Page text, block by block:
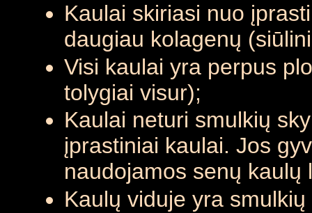
Kaulai skiriasi nuo
daugiau kolagenų
Visi kaulai yra perpus
tolygiai visur);
Kaulai neturi smulkių
įprastiniai kaulai. Jos
naudojamos senų
Kaulų viduje yra